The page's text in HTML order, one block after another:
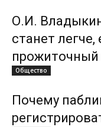
О.И.
станет
Общество
Почему